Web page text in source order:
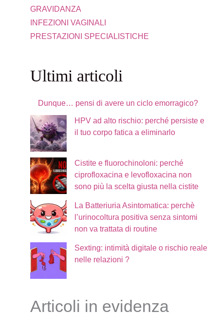
GRAVIDANZA
INFEZIONI VAGINALI
PRESTAZIONI SPECIALISTICHE
Ultimi articoli
Dunque… pensi di avere un ciclo emorragico?
HPV ad alto rischio: perché persiste e
il tuo corpo fatica a eliminarlo
Cistite e fluorochinoloni: perché
ciprofloxacina e levofloxacina non
sono più la scelta giusta nella cistite
La Batteriuria Asintomatica: perchè
l’urinocoltura positiva senza sintomi
non va trattata di routine
Sexting: intimità digitale o rischio reale
nelle relazioni ?
Articoli in evidenza